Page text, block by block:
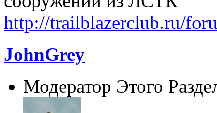
http://trailblazerclub.ru/
JohnGrey
Модератор Этого